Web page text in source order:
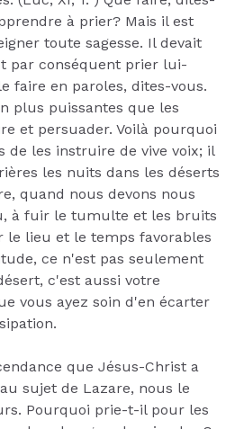
à prier? Mais il est
toute sagesse. Il devait
par conséquent prier lui-
faire en paroles, dites-vous.
plus puissantes que les
et persuader. Voilà pourquoi
de les instruire de vive voix; il
les nuits dans les déserts
quand nous devons nous
à fuir le tumulte et les bruits
le lieu et le temps favorables
ce n'est pas seulement
c'est aussi votre
vous ayez soin d'en écarter
que Jésus-Christ a
sujet de Lazare, nous le
Pourquoi prie-t-il pour les